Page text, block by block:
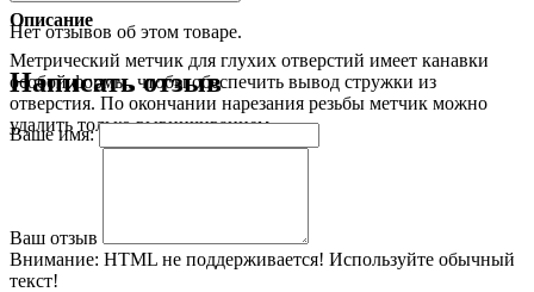
Описание
Метрический метчик для глухих отверстий имеет канавки
особой формы, чтобы обеспечить вывод стружки из
отверстия. По окончании нарезания резьбы метчик можно
удалить только вывинчиванием.
Нет отзывов об этом товаре.
Написать отзыв
Ваше имя:
Ваш отзыв
Внимание: HTML не поддерживается! Используйте обычный
текст!